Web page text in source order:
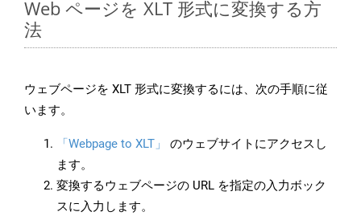
Web ページを XLT 形式に変換する方
法
ウェブページを XLT 形式に変換するには、次の手順に従
います。
「Webpage to XLT」
のウェブサイトにアクセスし
ます。
変換するウェブページの URL を指定の入力ボック
スに入力します。